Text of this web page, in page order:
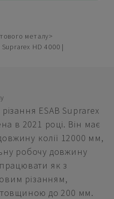
металу
HD 4000 |
ESAB Suprarex
в 2021 році. Він має
колії 12000 мм,
робочу довжину
як з
різанням,
до 200 мм.